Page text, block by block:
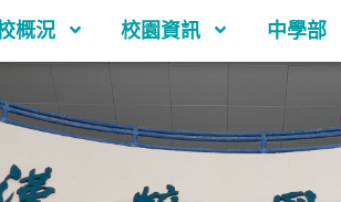
概況 校園資訊 中學部